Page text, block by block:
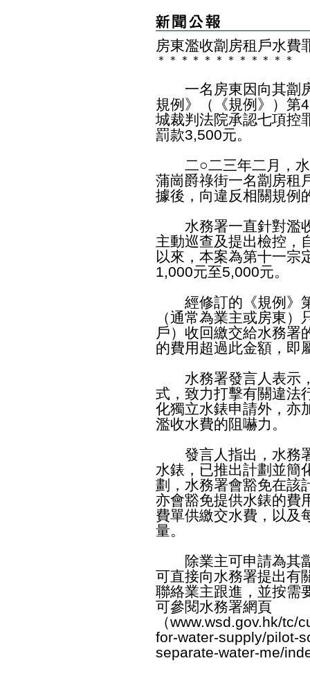
房東濫收劏房租戶水費
＊ ＊ ＊ ＊ ＊ ＊ ＊ ＊ ＊ ＊ ＊ ＊
一名房東因向其劏房
規例》（《規例》）第
城裁判法院承認七項控
罰款3,500元。
二○二三年二月，水
蒲崗爵祿街一名劏房租
據後，向違反相關規例
水務署一直針對濫收
主動巡查及提出檢控，
以來，本案為第十一宗
1,000元至5,000元。
經修訂的《規例》第
（通常為業主或房東
戶）收回繳交給水務署
的費用超過此金額，即
水務署發言人表示，
式，致力打擊有關違法
化獨立水錶申請外，亦
濫收水費的阻嚇力。
發言人指出，水務署
水錶，已推出計劃並簡
劃，水務署會豁免在該
亦會豁免提供水錶的費
費單供繳交水費，以及
量。
除業主可申請為其劏
可直接向水務署提出有
聯絡業主跟進，並按需
可參閱水務署網頁
（www.wsd.gov.hk/tc/
for-water-supply/pilot-
separate-water-me/